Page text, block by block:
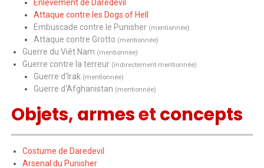
Enlèvement de Daredevil
Attaque contre les Dogs of Hell
Embuscade contre le Punisher (mentionnée)
Attaque contre Grotto (mentionnée)
Guerre du Viêt Nam (mentionnée)
Guerre contre la terreur (indirectement mentionnée)
Guerre d'Irak (mentionnée)
Guerre d'Afghanistan (mentionnée)
Objets,armesetconcepts
Costume de Daredevil
Arsenal du Punisher